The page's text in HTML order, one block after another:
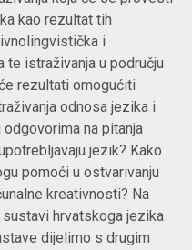
kao rezultat tih
i
te istraživanja u području
rezultati omogućiti
odnosa jezika i
na pitanja
jezik? Kako
pomoći u ostvarivanju
kreativnosti? Na
hrvatskoga jezika
dijelimo s drugim